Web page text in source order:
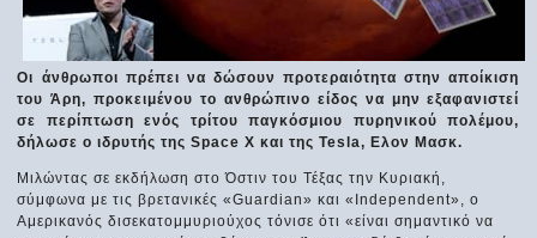
Οι άνθρωποι πρέπει να δώσουν προτεραιότητα στην αποίκιση
του Άρη, προκειμένου το ανθρώπινο είδος να μην εξαφανιστεί
σε περίπτωση ενός τρίτου παγκόσμιου πυρηνικού πολέμου,
δήλωσε ο ιδρυτής της Space X και της Tesla, Ελον Μασκ.
Μιλώντας σε εκδήλωση στο Όστιν του Τέξας την Κυριακή,
σύμφωνα με τις βρετανικές «Guardian» και «Independent», ο
Αμερικανός δισεκατομμυριούχος τόνισε ότι «είναι σημαντικό να